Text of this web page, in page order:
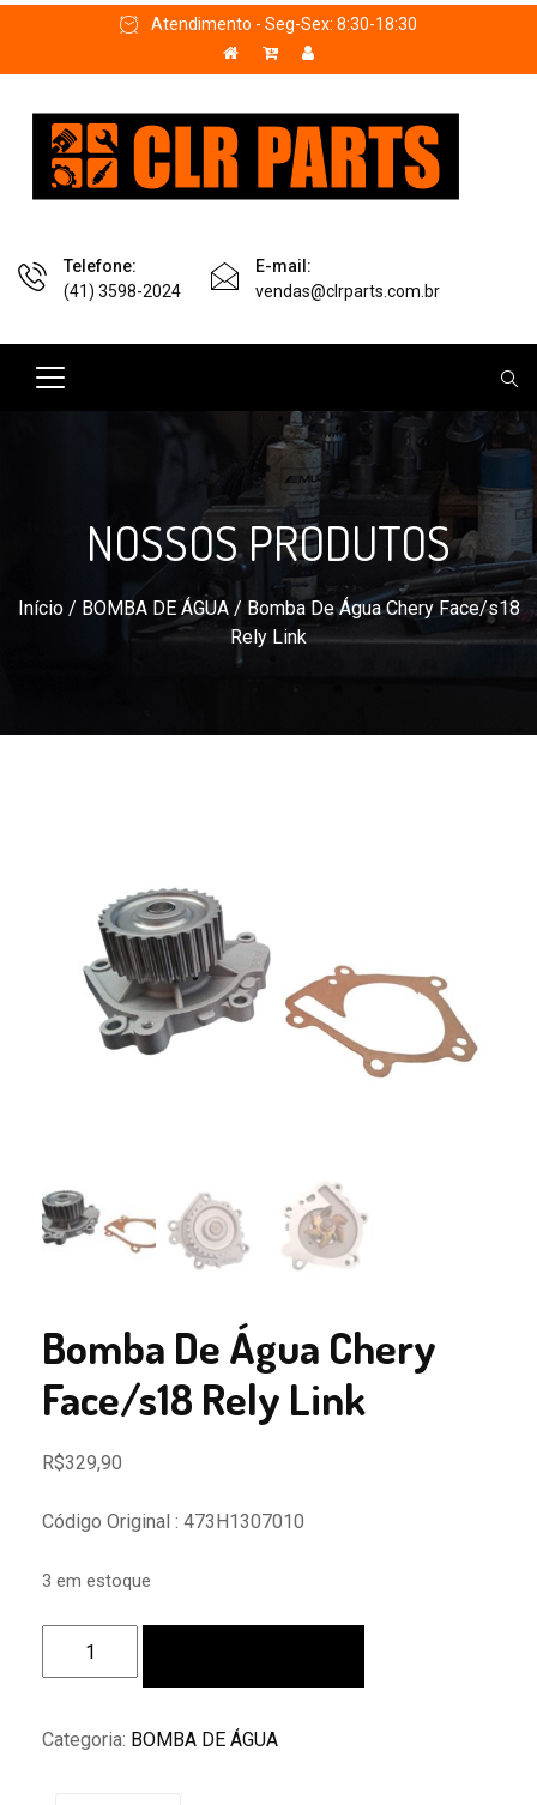
Atendimento - Seg-Sex: 8:30-18:30
Telefone:
(41) 3598-2024
E-mail:
vendas@clrparts.com.br
NOSSOS PRODUTOS
Início/ BOMBA DE ÁGUA/ Bomba De Água Chery Face/s18
Rely Link
Bomba De Água Chery
Face/s18 Rely Link
R$329,90
Código Original : 473H1307010
3 em estoque
Face/s18
Categoria: BOMBA DE ÁGUA